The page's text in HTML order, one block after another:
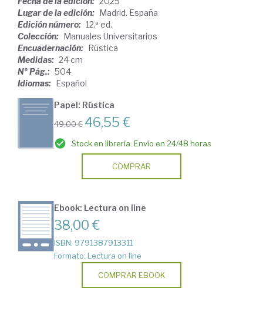
Lugar de la edición: Madrid. España
Edición número: 12.ª ed.
Colección: Manuales Universitarios
Encuadernación: Rústica
Medidas: 24 cm
Nº Pág.: 504
Idiomas: Español
Papel: Rústica
49,00 € 46,55 €
Stock en librería. Envío en 24/48 horas
COMPRAR
Ebook: Lectura on line
38,00 €
ISBN: 9791387913311
Formato: Lectura on line
COMPRAR EBOOK